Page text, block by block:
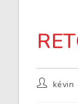
Auteur/
kévin